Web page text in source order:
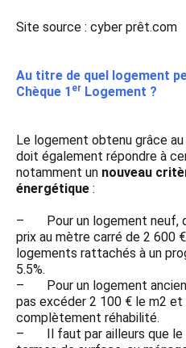
Site source : cyber prêt.com
Au titre de quel logement
Chèque 1 er Logement ?
Le logement obtenu grâce au
doit également répondre à
notamment un nouveau
énergétique :
– Pour un logement neuf,
prix au mètre carré de 2 600
logements rattachés à un
5.5%.
– Pour un logement
pas excéder 2 100 € le m2
complètement réhabilité.
– Il faut par ailleurs que le